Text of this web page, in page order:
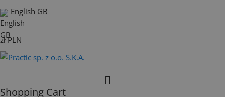
English GB
zł PLN
Shopping Cart